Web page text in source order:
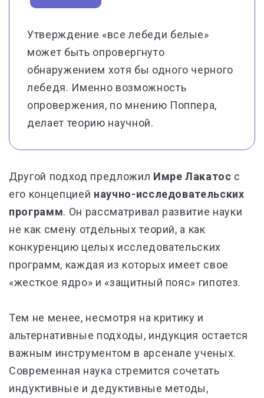
Утверждение «все лебеди белые»
может быть опровергнуто
обнаружением хотя бы одного черного
лебедя. Именно возможность
опровержения, по мнению Поппера,
делает теорию научной.
Другой подход предложил Имре Лакатос с
его концепцией научно-исследовательских
программ. Он рассматривал развитие науки
не как смену отдельных теорий, а как
конкуренцию целых исследовательских
программ, каждая из которых имеет свое
«жесткое ядро» и «защитный пояс» гипотез.
Тем не менее, несмотря на критику и
альтернативные подходы, индукция остается
важным инструментом в арсенале ученых.
Современная наука стремится сочетать
индуктивные и дедуктивные методы,